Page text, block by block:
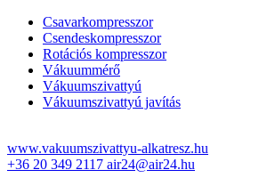
Csavarkompresszor
Csendeskompresszor
Rotációs kompresszor
Vákuummérő
Vákuumszivattyú
Vákuumszivattyú javítás
www.vakuumszivattyu-alkatresz.hu
+36 20 349 2117 air24@air24.hu